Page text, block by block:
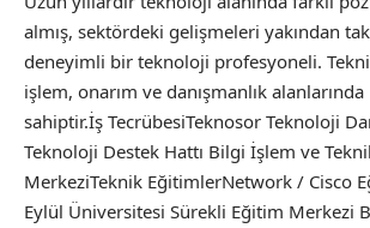
almış, sektördeki gelişmeleri yakından
deneyimli bir teknoloji profesyoneli.
işlem, onarım ve danışmanlık
sahiptir.İş TecrübesiTeknosor Teknoloji
Teknoloji Destek Hattı Bilgi İşlem ve
MerkeziTeknik EğitimlerNetwork / Cisco
Eylül Üniversitesi Sürekli Eğitim Merkezi